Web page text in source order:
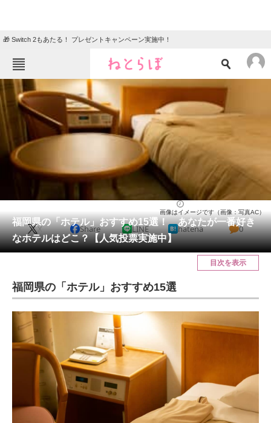
🎁 Switch 2もあたる！ プレゼントキャンペーン実施中！
ねとらぼメニュー
TOP
エンタメ クイズ
グルメ 地域
住まい 教育・育児
会員記事
メディア
ITの今と未来を見通す
スマホと通信の最新トレンド
進化するPCとデバイスの未来
好きが集まる 比べて選べる
ビジネスと働き方のヒント
福岡県の「ホテル」おすすめ15選！ あなたが一番好き
なホテルはどこ？【人気投票実施中】
画像はイメージです（画像：写真AC）
X Share LINE hatena 0
目次を表示
福岡県の「ホテル」おすすめ15選